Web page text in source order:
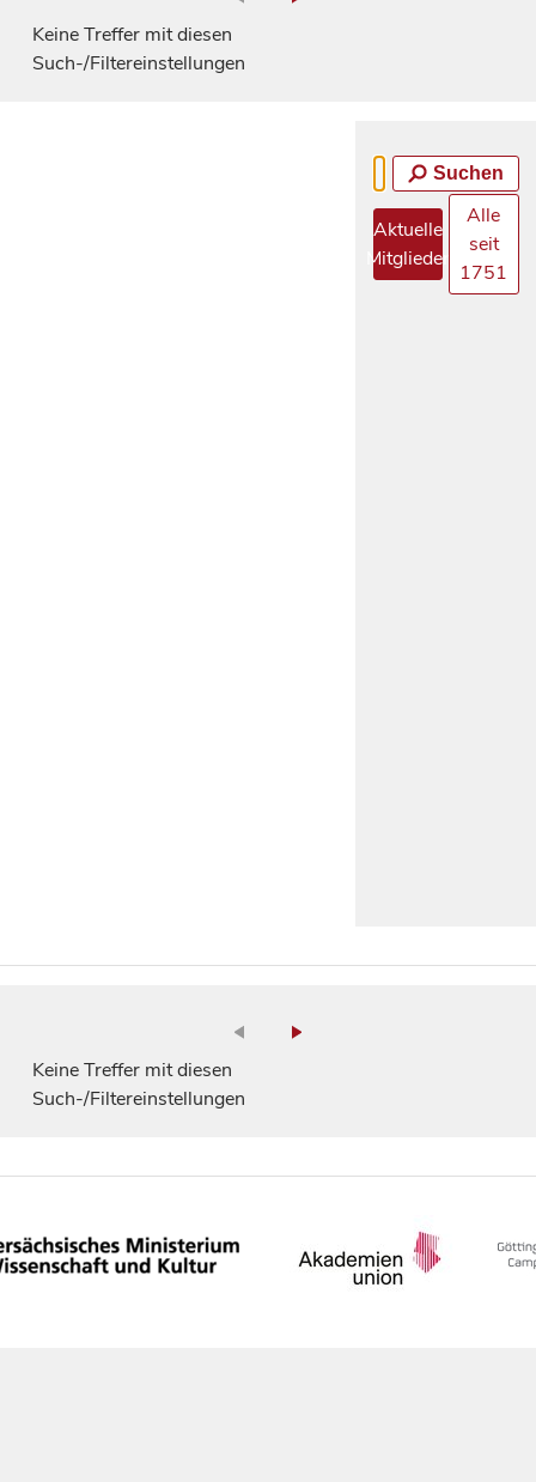
Keine Treffer mit diesen
Such-/Filtereinstellungen
Suchen
Aktuelle
Mitglieder
Alle
seit
1751
Keine Treffer mit diesen
Such-/Filtereinstellungen